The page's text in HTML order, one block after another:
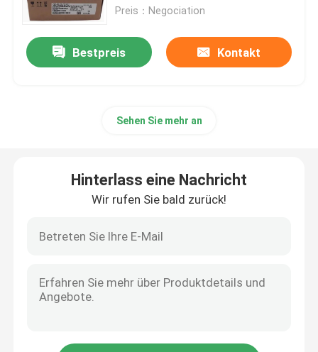
Überflüssiges Stromversorgungs-Modul
Digital ich O-Modul
Variabler Frequenzumrichter
HMI-Touch Screen
Preis：Negociation
Bestpreis Kontakt
Sehen Sie mehr an
Hinterlass eine Nachricht
Wir rufen Sie bald zurück!